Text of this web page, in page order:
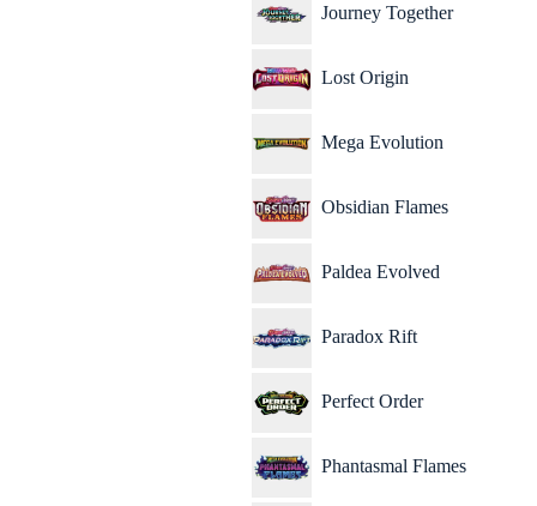
Journey Together
Lost Origin
Mega Evolution
Obsidian Flames
Paldea Evolved
Paradox Rift
Perfect Order
Phantasmal Flames